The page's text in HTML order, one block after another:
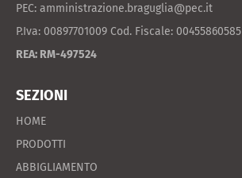
PEC: amministrazione.braguglia@pec.it
P.Iva: 00897701009 Cod. Fiscale: 00455860585
REA: RM-497524
SEZIONI
HOME
PRODOTTI
ABBIGLIAMENTO